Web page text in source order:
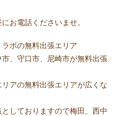
お電話くださいませ。
ボの無料出張エリア
、守口市、尼崎市が無料出張
アの無料出張エリアが広くな
しておりますので梅田、西中